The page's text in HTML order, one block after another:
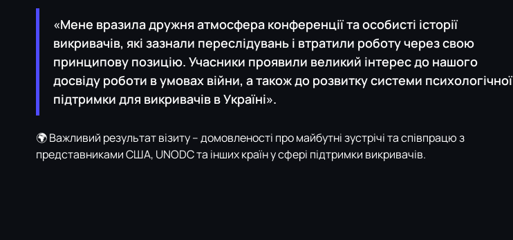
«Мене вразила дружня атмосфера конференції та особисті історії
викривачів, які зазнали переслідувань і втратили роботу через свою
принципову позицію. Учасники проявили великий інтерес до нашого
досвіду роботи в умовах війни, а також до розвитку системи психологічної
підтримки для викривачів в Україні».
🌍 Важливий результат візиту – домовленості про майбутні зустрічі та співпрацю з
представниками США, UNODC та інших країн у сфері підтримки викривачів.